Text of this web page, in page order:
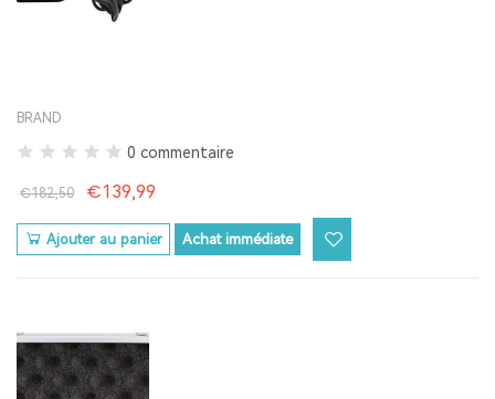
BRAND
0 commentaire
€182,50 €139,99
Ajouter au panier Achat immédiate